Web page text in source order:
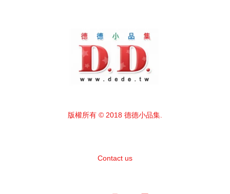
版權所有 © 2018 德德小品集.
Contact us